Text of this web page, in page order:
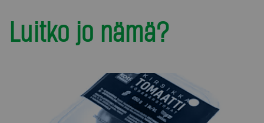
Luitko jo nämä?